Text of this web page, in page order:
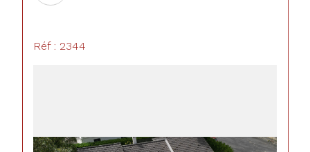
Réf : 2344